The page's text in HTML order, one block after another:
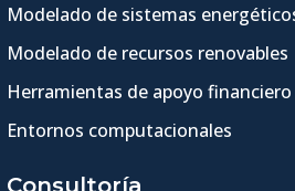
Modelado de sistemas
Modelado de recursos renovables
Herramientas de apoyo financiero
Entornos computacionales
Consultoría